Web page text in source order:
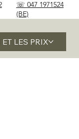
☏ 047 1971524
(BE)
LES PRIX